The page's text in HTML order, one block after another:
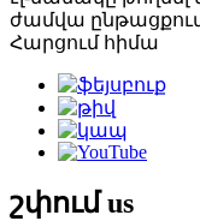
ժամվա
Հարցում հիմա
շփումus